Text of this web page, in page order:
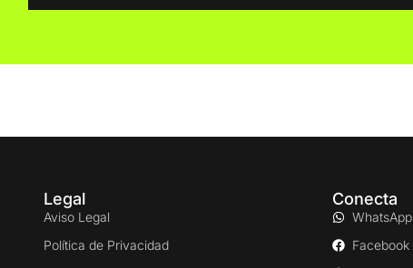
Legal
Aviso Legal
Política de Privacidad
Conecta
WhatsApp
Facebook